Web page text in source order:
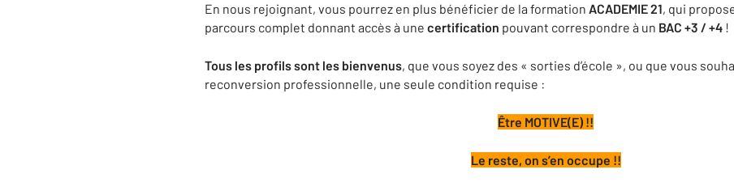
En nous rejoignant, vous pourrez en plus bénéficier de la formation ACADEMIE 21, qui
parcours complet donnant accès à une certification pouvant correspondre à un BAC +3 / +4 !
Tous les profils sont les bienvenus, que vous soyez des « sorties d’école », ou que vous
reconversion professionnelle, une seule condition requise :
Être MOTIVE(E) !!
Le reste, on s’en occupe !!